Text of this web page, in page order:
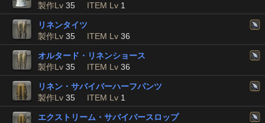
製作Lv 35 ITEM Lv 1
リネンタイツ
製作Lv 35 ITEM Lv 36
オルタード・リネンショース
製作Lv 35 ITEM Lv 36
リネン・サバイバーハーフパンツ
製作Lv 35 ITEM Lv 1
エクストリーム・サバイバースロップ